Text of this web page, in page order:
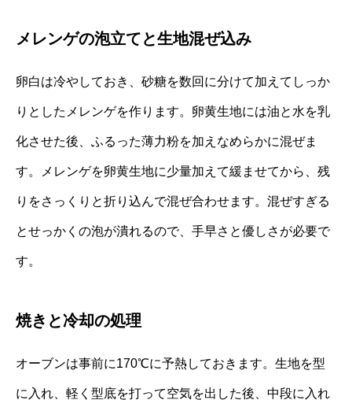
メレンゲの泡立てと生地混ぜ込み
卵白は冷やしておき、砂糖を数回に分けて加えてしっか
りとしたメレンゲを作ります。卵黄生地には油と水を乳
化させた後、ふるった薄力粉を加えなめらかに混ぜま
す。メレンゲを卵黄生地に少量加えて緩ませてから、残
りをさっくりと折り込んで混ぜ合わせます。混ぜすぎる
とせっかくの泡が潰れるので、手早さと優しさが必要で
す。
焼きと冷却の処理
オーブンは事前に170℃に予熱しておきます。生地を型
に入れ、軽く型底を打って空気を出した後、中段に入れ